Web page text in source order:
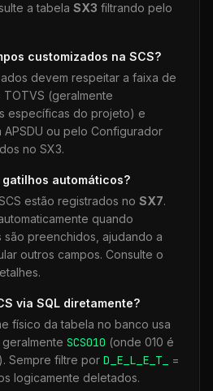
a tabela SX3 filtrando pelo
customizados na SCS?
devem respeitar a faixa de
(geralmente
específicas do projeto) e
ou pelo Configurador
no SX3.
gatilhos automáticos?
estão registrados no SX7.
quando
são preenchidos, ajudando a
outros campos. Consulte o
via SQL diretamente?
físico da tabela no banco usa
SCS010 (onde 010 é
Sempre filtre por D_E_L_E_T_
=
logicamente deletados.